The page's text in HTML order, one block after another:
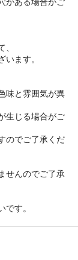
ます。
味と雰囲気が異
生じる場合がご
のでご了承くだ
せんのでご了承
す。